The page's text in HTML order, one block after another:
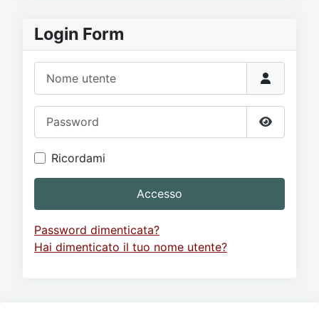
Forum
Login Form
Mostra
Ricordami
Accesso
Password dimenticata?
Hai dimenticato il tuo nome utente?